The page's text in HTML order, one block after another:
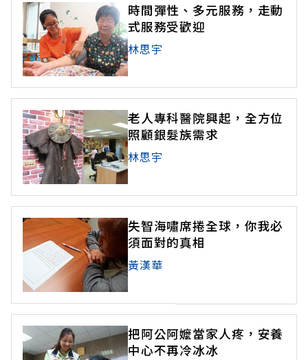
時間彈性、多元服務，走動
式服務受歡迎
林思宇
老人專科醫院興起，全方位
照顧銀髮族需求
林思宇
失智海嘯席捲全球，你我必
須面對的真相
黃漢華
把阿公阿嬤當家人疼，安養
中心不再冷冰冰